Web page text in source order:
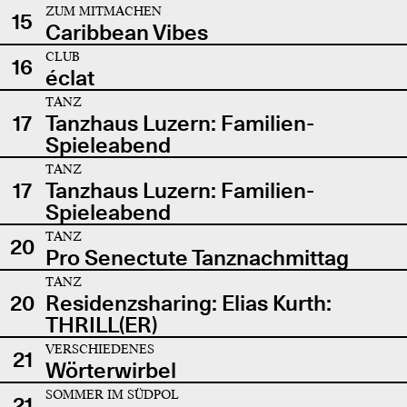
15 ZUM MITMACHEN
Caribbean Vibes
16
CLUB
éclat
17
TANZ
Tanzhaus Luzern: Familien-
Spieleabend
17
TANZ
Tanzhaus Luzern: Familien-
Spieleabend
20
TANZ
Pro Senectute Tanznachmittag
20
TANZ
Residenzsharing: Elias Kurth:
THRILL(ER)
21
VERSCHIEDENES
Wörterwirbel
SOMMER IM SÜDPOL